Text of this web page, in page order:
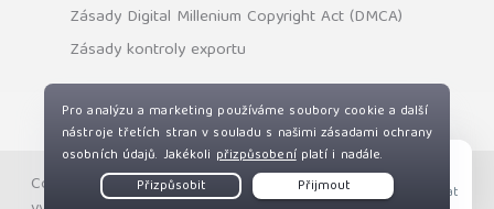
Zásady Digital Millenium Copyright Act (DMCA)
Zásady kontroly exportu
Copyright © Private Internet Access, Inc. Všechna právaLive Chat